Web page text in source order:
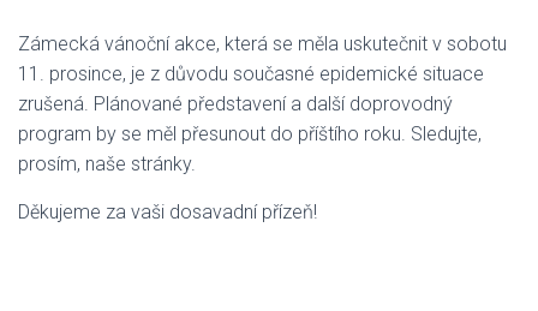
I
Zámecká vánoční akce, která se měla uskutečnit v sobotu
11. prosince, je z důvodu současné epidemické situace
zrušená. Plánované představení a další doprovodný
program by se měl přesunout do příštího roku. Sledujte,
prosím, naše stránky.
Děkujeme za vaši dosavadní přízeň!